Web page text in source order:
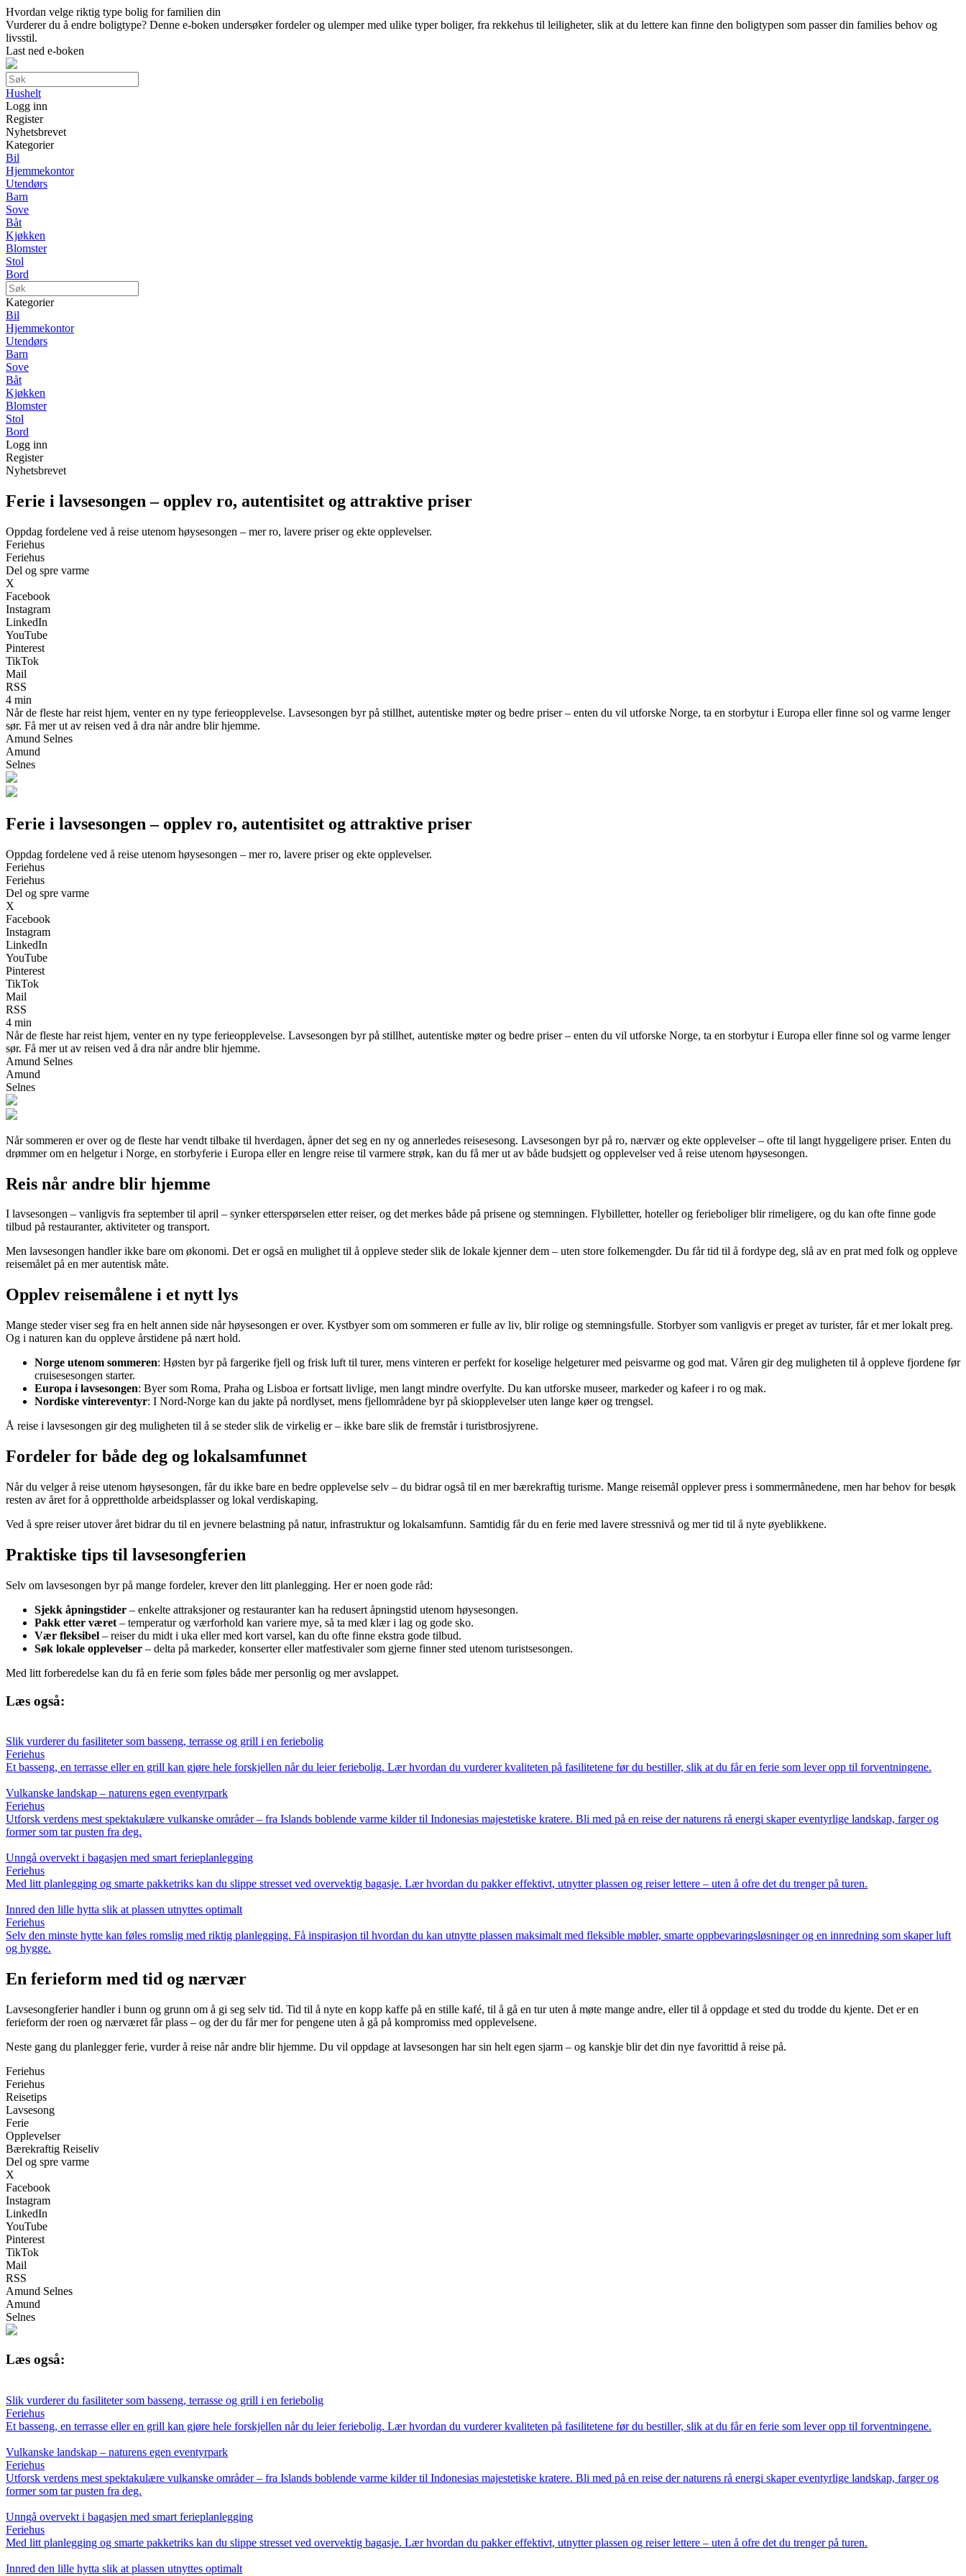
Hvordan velge riktig type bolig for familien din
Vurderer du å endre boligtype? Denne e-boken undersøker fordeler og ulemper med ulike typer boliger, fra rekkehus til leiligheter, slik at du lettere kan finne den boligtypen som passer din families behov og
livsstil.
Last ned e-boken
Hushelt
Logg inn
Register
Nyhetsbrevet
Kategorier
Bil
Hjemmekontor
Utendørs
Barn
Sove
Båt
Kjøkken
Blomster
Stol
Bord
Kategorier
Bil
Hjemmekontor
Utendørs
Barn
Sove
Båt
Kjøkken
Blomster
Stol
Bord
Logg inn
Register
Nyhetsbrevet
Ferie i lavsesongen – opplev ro, autentisitet og attraktive priser
Oppdag fordelene ved å reise utenom høysesongen – mer ro, lavere priser og ekte opplevelser.
Feriehus
Feriehus
Del og spre varme
X
Facebook
Instagram
LinkedIn
YouTube
Pinterest
TikTok
Mail
RSS
4 min
Når de fleste har reist hjem, venter en ny type ferieopplevelse. Lavsesongen byr på stillhet, autentiske møter og bedre priser – enten du vil utforske Norge, ta en storbytur i Europa eller finne sol og varme lenger
sør. Få mer ut av reisen ved å dra når andre blir hjemme.
Amund Selnes
Amund
Selnes
Ferie i lavsesongen – opplev ro, autentisitet og attraktive priser
Oppdag fordelene ved å reise utenom høysesongen – mer ro, lavere priser og ekte opplevelser.
Feriehus
Feriehus
Del og spre varme
X
Facebook
Instagram
LinkedIn
YouTube
Pinterest
TikTok
Mail
RSS
4 min
Når de fleste har reist hjem, venter en ny type ferieopplevelse. Lavsesongen byr på stillhet, autentiske møter og bedre priser – enten du vil utforske Norge, ta en storbytur i Europa eller finne sol og varme lenger
sør. Få mer ut av reisen ved å dra når andre blir hjemme.
Amund Selnes
Amund
Selnes
Når sommeren er over og de fleste har vendt tilbake til hverdagen, åpner det seg en ny og annerledes reisesesong. Lavsesongen byr på ro, nærvær og ekte opplevelser – ofte til langt hyggeligere priser. Enten du
drømmer om en helgetur i Norge, en storbyferie i Europa eller en lengre reise til varmere strøk, kan du få mer ut av både budsjett og opplevelser ved å reise utenom høysesongen.
Reis når andre blir hjemme
I lavsesongen – vanligvis fra september til april – synker etterspørselen etter reiser, og det merkes både på prisene og stemningen. Flybilletter, hoteller og ferieboliger blir rimeligere, og du kan ofte finne gode
tilbud på restauranter, aktiviteter og transport.
Men lavsesongen handler ikke bare om økonomi. Det er også en mulighet til å oppleve steder slik de lokale kjenner dem – uten store folkemengder. Du får tid til å fordype deg, slå av en prat med folk og oppleve
reisemålet på en mer autentisk måte.
Opplev reisemålene i et nytt lys
Mange steder viser seg fra en helt annen side når høysesongen er over. Kystbyer som om sommeren er fulle av liv, blir rolige og stemningsfulle. Storbyer som vanligvis er preget av turister, får et mer lokalt preg.
Og i naturen kan du oppleve årstidene på nært hold.
Norge utenom sommeren: Høsten byr på fargerike fjell og frisk luft til turer, mens vinteren er perfekt for koselige helgeturer med peisvarme og god mat. Våren gir deg muligheten til å oppleve fjordene før
cruisesesongen starter.
Europa i lavsesongen: Byer som Roma, Praha og Lisboa er fortsatt livlige, men langt mindre overfylte. Du kan utforske museer, markeder og kafeer i ro og mak.
Nordiske vintereventyr: I Nord-Norge kan du jakte på nordlyset, mens fjellområdene byr på skiopplevelser uten lange køer og trengsel.
Å reise i lavsesongen gir deg muligheten til å se steder slik de virkelig er – ikke bare slik de fremstår i turistbrosjyrene.
Fordeler for både deg og lokalsamfunnet
Når du velger å reise utenom høysesongen, får du ikke bare en bedre opplevelse selv – du bidrar også til en mer bærekraftig turisme. Mange reisemål opplever press i sommermånedene, men har behov for besøk
resten av året for å opprettholde arbeidsplasser og lokal verdiskaping.
Ved å spre reiser utover året bidrar du til en jevnere belastning på natur, infrastruktur og lokalsamfunn. Samtidig får du en ferie med lavere stressnivå og mer tid til å nyte øyeblikkene.
Praktiske tips til lavsesongferien
Selv om lavsesongen byr på mange fordeler, krever den litt planlegging. Her er noen gode råd:
Sjekk åpningstider – enkelte attraksjoner og restauranter kan ha redusert åpningstid utenom høysesongen.
Pakk etter været – temperatur og værforhold kan variere mye, så ta med klær i lag og gode sko.
Vær fleksibel – reiser du midt i uka eller med kort varsel, kan du ofte finne ekstra gode tilbud.
Søk lokale opplevelser – delta på markeder, konserter eller matfestivaler som gjerne finner sted utenom turistsesongen.
Med litt forberedelse kan du få en ferie som føles både mer personlig og mer avslappet.
Læs også:
Slik vurderer du fasiliteter som basseng, terrasse og grill i en feriebolig
Feriehus
Et basseng, en terrasse eller en grill kan gjøre hele forskjellen når du leier feriebolig. Lær hvordan du vurderer kvaliteten på fasilitetene før du bestiller, slik at du får en ferie som lever opp til forventningene.
Vulkanske landskap – naturens egen eventyrpark
Feriehus
Utforsk verdens mest spektakulære vulkanske områder – fra Islands boblende varme kilder til Indonesias majestetiske kratere. Bli med på en reise der naturens rå energi skaper eventyrlige landskap, farger og
former som tar pusten fra deg.
Unngå overvekt i bagasjen med smart ferieplanlegging
Feriehus
Med litt planlegging og smarte pakketriks kan du slippe stresset ved overvektig bagasje. Lær hvordan du pakker effektivt, utnytter plassen og reiser lettere – uten å ofre det du trenger på turen.
Innred den lille hytta slik at plassen utnyttes optimalt
Feriehus
Selv den minste hytte kan føles romslig med riktig planlegging. Få inspirasjon til hvordan du kan utnytte plassen maksimalt med fleksible møbler, smarte oppbevaringsløsninger og en innredning som skaper luft
og hygge.
En ferieform med tid og nærvær
Lavsesongferier handler i bunn og grunn om å gi seg selv tid. Tid til å nyte en kopp kaffe på en stille kafé, til å gå en tur uten å møte mange andre, eller til å oppdage et sted du trodde du kjente. Det er en
ferieform der roen og nærværet får plass – og der du får mer for pengene uten å gå på kompromiss med opplevelsene.
Neste gang du planlegger ferie, vurder å reise når andre blir hjemme. Du vil oppdage at lavsesongen har sin helt egen sjarm – og kanskje blir det din nye favorittid å reise på.
Feriehus
Feriehus
Reisetips
Lavsesong
Ferie
Opplevelser
Bærekraftig Reiseliv
Del og spre varme
X
Facebook
Instagram
LinkedIn
YouTube
Pinterest
TikTok
Mail
RSS
Amund Selnes
Amund
Selnes
Læs også:
Slik vurderer du fasiliteter som basseng, terrasse og grill i en feriebolig
Feriehus
Et basseng, en terrasse eller en grill kan gjøre hele forskjellen når du leier feriebolig. Lær hvordan du vurderer kvaliteten på fasilitetene før du bestiller, slik at du får en ferie som lever opp til forventningene.
Vulkanske landskap – naturens egen eventyrpark
Feriehus
Utforsk verdens mest spektakulære vulkanske områder – fra Islands boblende varme kilder til Indonesias majestetiske kratere. Bli med på en reise der naturens rå energi skaper eventyrlige landskap, farger og
former som tar pusten fra deg.
Unngå overvekt i bagasjen med smart ferieplanlegging
Feriehus
Med litt planlegging og smarte pakketriks kan du slippe stresset ved overvektig bagasje. Lær hvordan du pakker effektivt, utnytter plassen og reiser lettere – uten å ofre det du trenger på turen.
Innred den lille hytta slik at plassen utnyttes optimalt